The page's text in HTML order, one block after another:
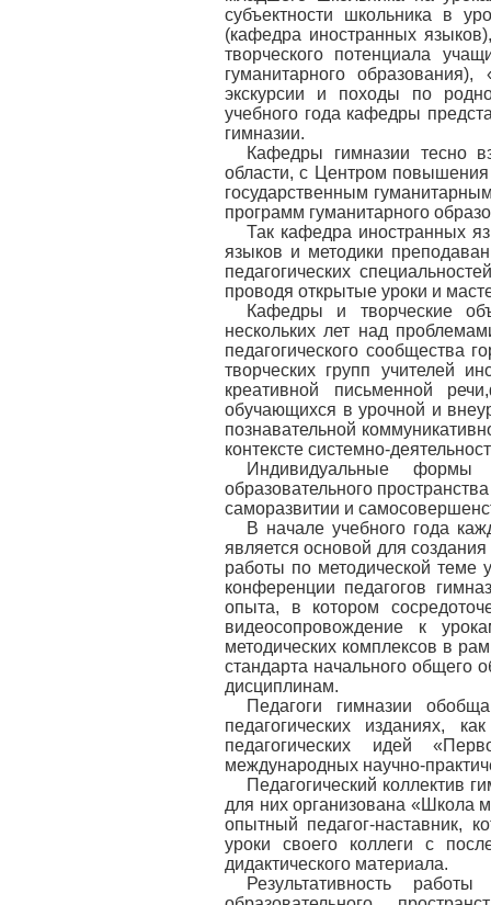
субъектности школьника в
(кафедра иностранных
творческого потенциала
гуманитарного образования),
экскурсии и походы по
учебного года кафедры
гимназии.
Кафедры гимназии тесно
области, с Центром повышения
государственным
программ гуманитарного
Так кафедра иностранных
языков и методики
педагогических
проводя открытые уроки и
Кафедры и творческие
нескольких лет над
педагогического сообщества
творческих групп учителей
креативной письменной
обучающихся в урочной и
познавательной
контексте системно-
Индивидуальные формы
образовательного
саморазвитии и
В начале учебного года
является основой для
работы по методической теме
конференции педагогов
опыта, в котором
видеосопровождение к
методических комплексов в
стандарта начального общего
дисциплинам.
Педагоги гимназии
педагогических изданиях,
педагогических идей
международных научно-
Педагогический коллектив
для них организована «Школа
опытный педагог-наставник,
уроки своего коллеги с
дидактического материала.
Результативность